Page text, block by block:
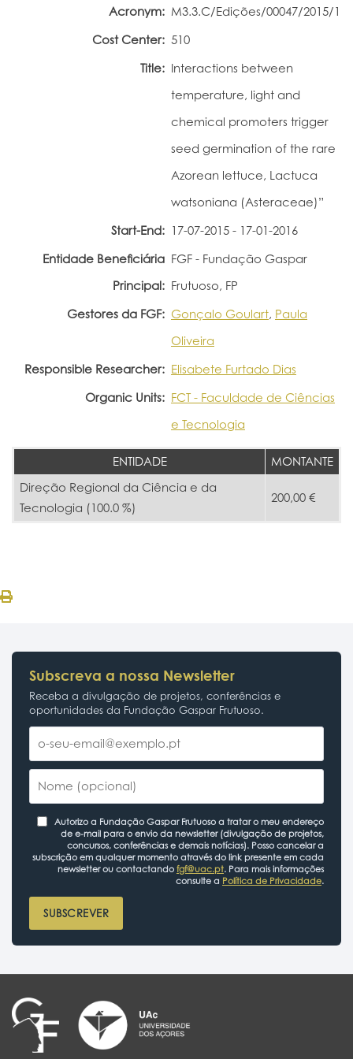
Acronym: M3.3.C/Edições/00047/2015/1
Cost Center: 510
Title: Interactions between
temperature, light and
chemical promoters trigger
seed germination of the rare
Azorean lettuce, Lactuca
watsoniana (Asteraceae)”
Start-End: 17-07-2015 - 17-01-2016
Entidade Beneficiária
Principal:
FGF - Fundação Gaspar
Frutuoso, FP
Gestores da FGF: Gonçalo Goulart, Paula
Oliveira
Responsible Researcher: Elisabete Furtado Dias
Organic Units: FCT - Faculdade de Ciências
e Tecnologia
ENTIDADE
MONTANTE
Direção Regional da Ciência e da
Tecnologia (100.0 %)
200,00 €
Subscreva a nossa Newsletter
Receba a divulgação de projetos, conferências e
oportunidades da Fundação Gaspar Frutuoso.
Autorizo a Fundação Gaspar Frutuoso a tratar o meu endereço
de e-mail para o envio da newsletter (divulgação de projetos,
concursos, conferências e demais notícias). Posso cancelar a
subscrição em qualquer momento através do link presente em cada
newsletter ou contactando fgf@uac.pt. Para mais informações
consulte a Política de Privacidade.
SUBSCREVER